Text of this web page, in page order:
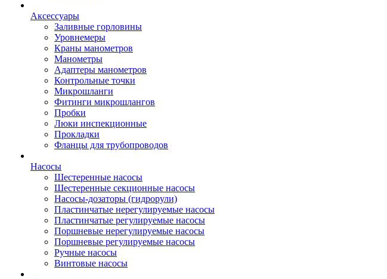
Аксессуары
Заливные горловины
Уровнемеры
Краны манометров
Манометры
Адаптеры манометров
Контрольные точки
Микрошланги
Фитинги микрошлангов
Пробки
Люки инспекционные
Прокладки
Фланцы для трубопроводов
Насосы
Шестеренные насосы
Шестеренные секционные насосы
Насосы-дозаторы (гидрорули)
Пластинчатые нерегулируемые насосы
Пластинчатые регулируемые насосы
Поршневые нерегулируемые насосы
Поршневые регулируемые насосы
Ручные насосы
Винтовые насосы